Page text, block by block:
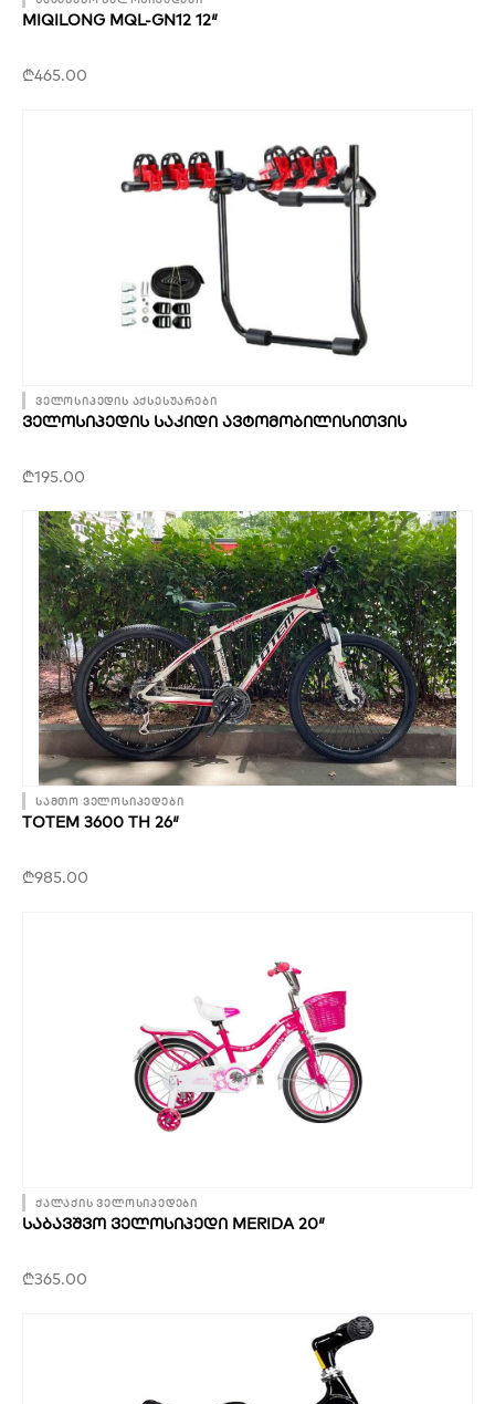
MIQILONG MQL-GN12 12″
₾465.00
ველოსიპედის აქსესუარები
ᲕᲔᲚᲝᲡᲘᲞᲔᲓᲘᲡ ᲡᲐᲙᲘᲓᲘ ᲐᲕᲢᲝᲛᲝᲑᲘᲚᲘᲡᲘᲗᲕᲘᲡ
₾195.00
სამთო ველოსიპედები
TOTEM 3600 TH 26″
₾985.00
ქალაქის ველოსიპედები
ᲡᲐᲑᲐᲕᲨᲕᲝ ᲕᲔᲚᲝᲡᲘᲞᲔᲓᲘ MERIDA 20″
₾365.00